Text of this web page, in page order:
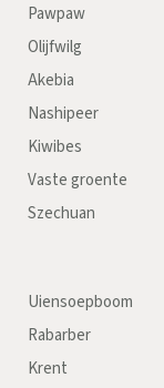
Pawpaw
Olijfwilg
Akebia
Nashipeer
Kiwibes
Vaste groente
Szechuan
Uiensoepboom
Rabarber
Krent